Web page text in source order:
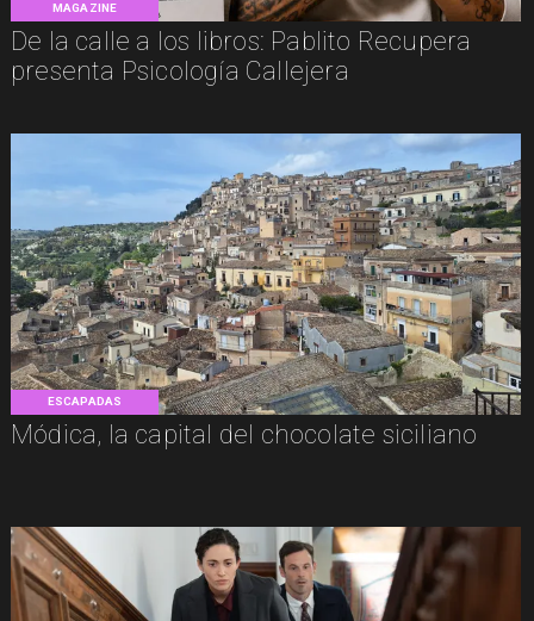
MAGAZINE
De la calle a los libros: Pablito Recupera
presenta Psicología Callejera
ESCAPADAS
Módica, la capital del chocolate siciliano